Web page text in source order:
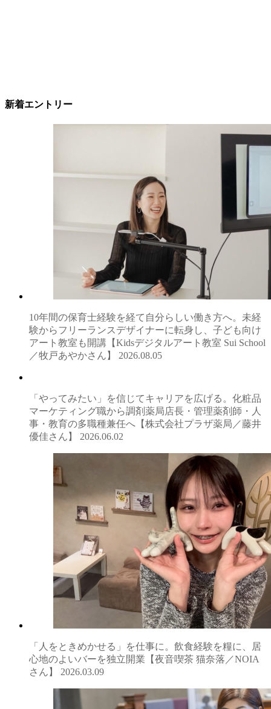
新着エントリー
10年間の保育士経験を経て自分らしい働き方へ。未経
験からフリーランスデザイナーに転身し、子ども向け
アート教室も開講【Kidsデジタルアート教室 Sui School
／牧戸あやかさん】 2026.08.05
「やってみたい」を信じてキャリアを広げる。化粧品
マーケティング職から調剤薬局店長・管理薬剤師・人
事・教育の多職種兼任へ【株式会社プラザ薬局／藤井
優佳さん】 2026.06.02
「人をときめかせる」を仕事に。飲食経験を糧に、居
心地のよいバーを独立開業【夜音喫茶 猫奈落／NOIA
さん】 2026.03.09